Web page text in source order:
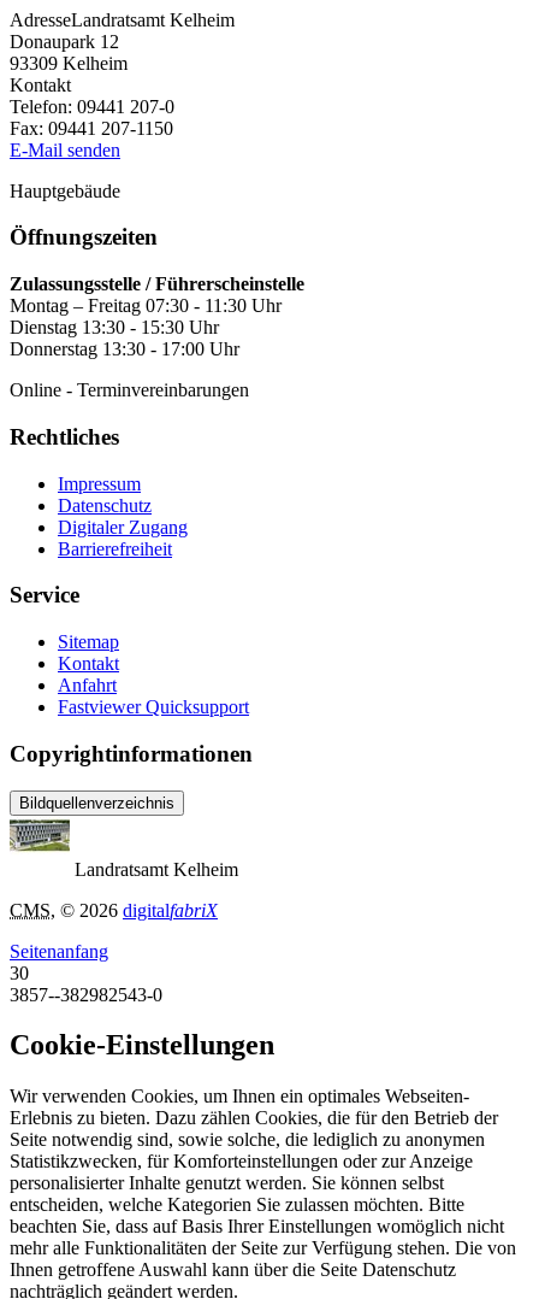
AdresseLandratsamt Kelheim
Donaupark 12
93309 Kelheim
Kontakt
Telefon: 09441 207-0
Fax: 09441 207-1150
E-Mail senden
Hauptgebäude
Öffnungszeiten
Zulassungsstelle / Führerscheinstelle
Montag – Freitag 07:30 - 11:30 Uhr
Dienstag 13:30 - 15:30 Uhr
Donnerstag 13:30 - 17:00 Uhr
Online - Terminvereinbarungen
Rechtliches
Impressum
Datenschutz
Digitaler Zugang
Barrierefreiheit
Service
Sitemap
Kontakt
Anfahrt
Fastviewer Quicksupport
Copyrightinformationen
Bildquellenverzeichnis
Landratsamt Kelheim
CMS, © 2026 digitalfabriX
Seitenanfang
30
3857--382982543-0
Cookie-Einstellungen
Wir verwenden Cookies, um Ihnen ein optimales Webseiten-
Erlebnis zu bieten. Dazu zählen Cookies, die für den Betrieb der
Seite notwendig sind, sowie solche, die lediglich zu anonymen
Statistikzwecken, für Komforteinstellungen oder zur Anzeige
personalisierter Inhalte genutzt werden. Sie können selbst
entscheiden, welche Kategorien Sie zulassen möchten. Bitte
beachten Sie, dass auf Basis Ihrer Einstellungen womöglich nicht
mehr alle Funktionalitäten der Seite zur Verfügung stehen. Die von
Ihnen getroffene Auswahl kann über die Seite Datenschutz
nachträglich geändert werden.